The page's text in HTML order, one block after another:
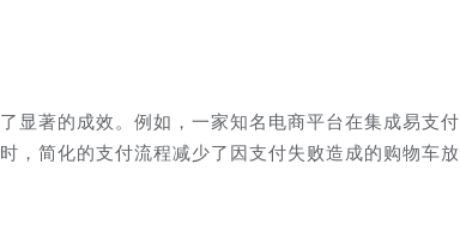
显著的成效。例如，一家知名电商平台在集成易支付
，简化的支付流程减少了因支付失败造成的购物车放